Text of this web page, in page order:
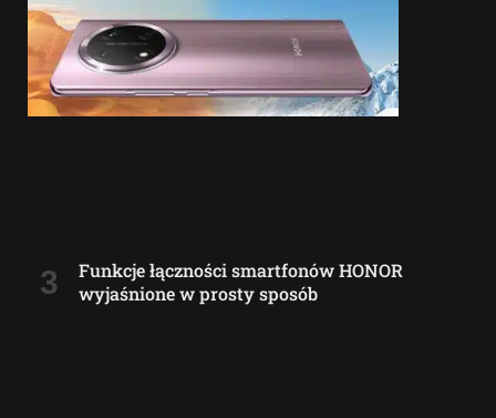
Funkcje łączności smartfonów HONOR
wyjaśnione w prosty sposób